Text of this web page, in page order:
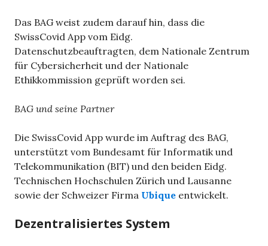
Das BAG weist zudem darauf hin, dass die
SwissCovid App vom Eidg.
Datenschutzbeauftragten, dem Nationale Zentrum
für Cybersicherheit und der Nationale
Ethikkommission geprüft worden sei.
BAG und seine Partner
Die SwissCovid App wurde im Auftrag des BAG,
unterstützt vom Bundesamt für Informatik und
Telekommunikation (BIT) und den beiden Eidg.
Technischen Hochschulen Zürich und Lausanne
sowie der Schweizer Firma Ubique entwickelt.
Dezentralisiertes System